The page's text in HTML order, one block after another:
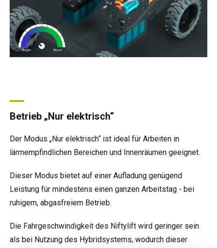
Betrieb „Nur elektrisch“
Der Modus „Nur elektrisch“ ist ideal für Arbeiten in
lärmempfindlichen Bereichen und Innenräumen geeignet.
Dieser Modus bietet auf einer Aufladung genügend
Leistung für mindestens einen ganzen Arbeitstag - bei
ruhigem, abgasfreiem Betrieb.
Die Fahrgeschwindigkeit des Niftylift wird geringer sein
als bei Nutzung des Hybridsystems, wodurch dieser